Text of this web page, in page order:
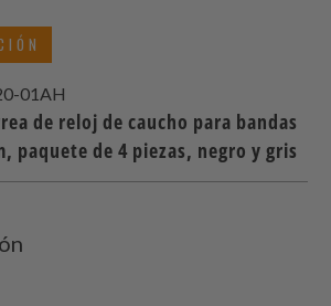
01AH
de reloj de caucho para bandas
paquete de 4 piezas, negro y gris
total